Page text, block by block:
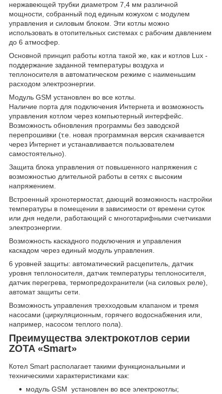
нержавеющей трубки диаметром 7,4 мм различной
мощности, собранный под единым кожухом с модулем
управления и силовым блоком. Эти котлы можно
использовать в отопительных системах с рабочим давлением
до 6 атмосфер.
Основной принцип работы котла такой же, как и котлов Lux -
поддержание заданной температуры воздуха и
теплоносителя в автоматическом режиме с наименьшим
расходом электроэнергии.
Модуль GSM установлен во все котлы.
Наличие порта для подключения Интернета и возможность
управления котлом через компьютерный интерфейс.
Возможность обновления программы без заводской
перепрошивки (т.е. новая программная версия скачивается
через Интернет и устанавливается пользователем
самостоятельно).
Защита блока управления от повышенного напряжения с
возможностью длительной работы в сетях с высоким
напряжением.
Встроенный хронотермостат, дающий возможность настройки
температуры в помещении в зависимости от времени суток
или дня недели, работающий с многотарифными счетчиками
электроэнергии.
Возможность каскадного подключения и управления
каскадом через единый модуль управления.
6 уровней защиты: автоматический расцепитель, датчик
уровня теплоносителя, датчик температуры теплоносителя,
датчик перегрева, термопредохранители (на силовых реле),
автомат защиты сети.
Возможность управления трехходовым клапаном и тремя
насосами (циркуляционным, горячего водоснабжения или,
например, насосом теплого пола).
Преимущества электрокотлов серии
ZOTA «Smart»
Котел Smart располагает такими функциональными и
техническими характеристиками как:
модуль GSM установлен во все электрокотлы;